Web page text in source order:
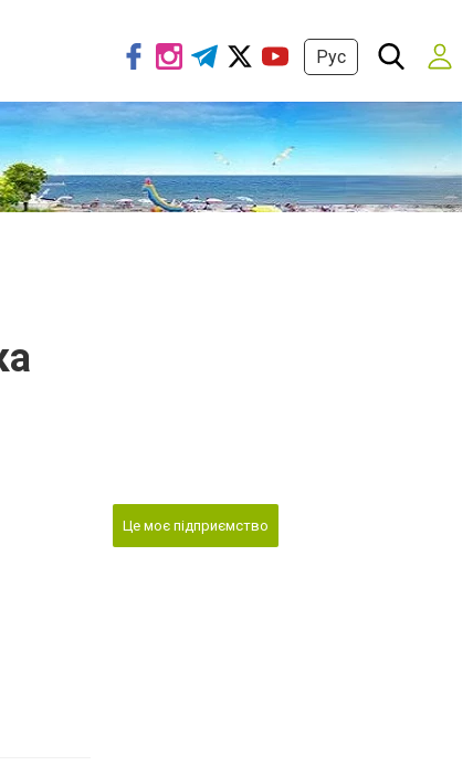
Рус
Це моє підприємство